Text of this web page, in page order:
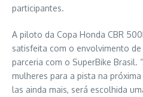
participantes.
A piloto da Copa Honda CBR
satisfeita com o envolvimento
parceria com o SuperBike Brasil.
mulheres para a pista na
las ainda mais, será escolhida